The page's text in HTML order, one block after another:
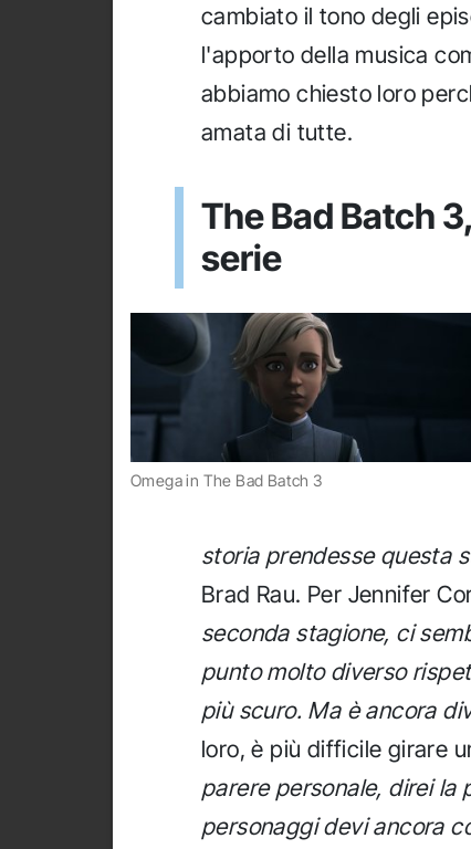
cambiato il tono degli
l'apporto della musica
abbiamo chiesto loro
amata di tutte.
The Bad Batch
serie
Omega in The Bad Batch 3
storia prendesse questa
Brad Rau. Per Jennifer
seconda stagione, ci
punto molto diverso
più scuro. Ma è ancora
loro, è più difficile girare
parere personale, direi la
personaggi devi ancora